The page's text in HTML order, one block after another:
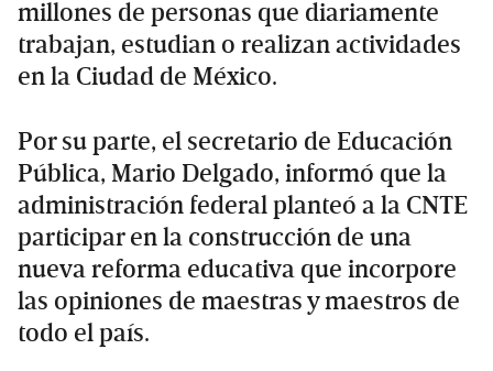
millones de personas que diariamente
trabajan, estudian o realizan actividades
en la Ciudad de México.
Por su parte, el secretario de Educación
Pública, Mario Delgado, informó que la
administración federal planteó a la CNTE
participar en la construcción de una
nueva reforma educativa que incorpore
las opiniones de maestras y maestros de
todo el país.